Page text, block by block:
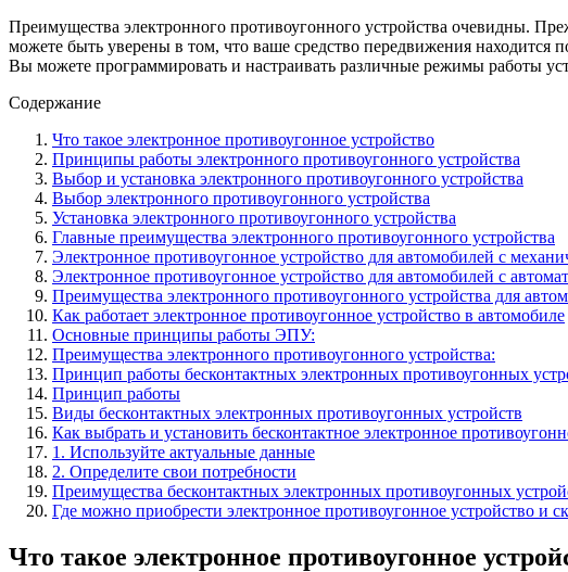
Преимущества электронного противоугонного устройства очевидны.
можете быть уверены в том, что ваше средство передвижения находится
Вы можете программировать и настраивать различные режимы работы
Содержание
Что такое электронное противоугонное устройство
Принципы работы электронного противоугонного устройства
Выбор и установка электронного противоугонного устройства
Выбор электронного противоугонного устройства
Установка электронного противоугонного устройства
Главные преимущества электронного противоугонного устройства
Электронное противоугонное устройство для автомобилей с
Электронное противоугонное устройство для автомобилей с
Преимущества электронного противоугонного устройства для
Как работает электронное противоугонное устройство в автомобиле
Основные принципы работы ЭПУ:
Преимущества электронного противоугонного устройства:
Принцип работы бесконтактных электронных противоугонных
Принцип работы
Виды бесконтактных электронных противоугонных устройств
Как выбрать и установить бесконтактное электронное
1. Используйте актуальные данные
2. Определите свои потребности
Преимущества бесконтактных электронных противоугонных
Где можно приобрести электронное противоугонное устройство и
Что такое электронное противоугонное